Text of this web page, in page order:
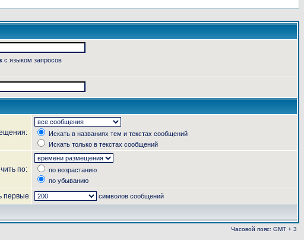
с языком запросов
Искать в названиях тем и текстах сообщений
Искать только в текстах сообщений
по:
по возрастанию
по убыванию
первые символов сообщений
Часовой пояс: GMT + 3